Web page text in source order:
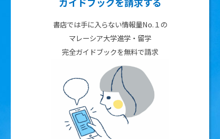
書店では手に入らない情報量No.１の
マレーシア大学進学・留学
完全ガイドブックを無料で請求